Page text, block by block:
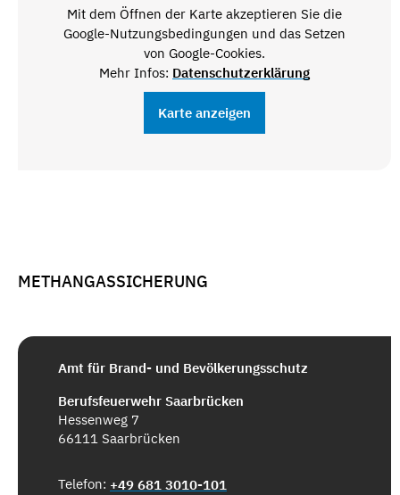
Mit dem Öffnen der Karte akzeptieren Sie die
Google-Nutzungsbedingungen und das Setzen
von Google-Cookies.
Mehr Infos: Datenschutzerklärung
Karte anzeigen
METHANGASSICHERUNG
Amt für Brand- und Bevölkerungsschutz
Berufsfeuerwehr Saarbrücken
Hessenweg 7
66111 Saarbrücken
Telefon: +49 681 3010-101